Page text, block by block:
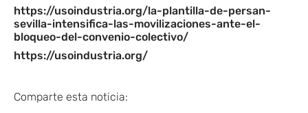
https://usoindustria.org/la-plantilla-de-persan-
sevilla-intensifica-las-movilizaciones-ante-el-
bloqueo-del-convenio-colectivo/
https://usoindustria.org/
Comparte esta noticia: